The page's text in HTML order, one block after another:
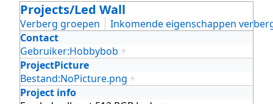
Projects/Led Wall
Verberg groepen
Inkomende eigenschappen
Contact
Gebruiker:Hobbybob +
ProjectPicture
Bestand:NoPicture.png +
Project info